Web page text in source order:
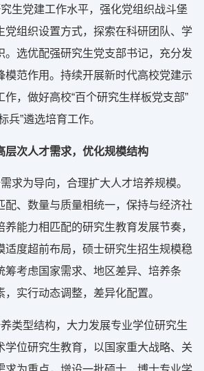
生党建工作水平，强化党组织战斗堡
党组织设置方式，探索在科研团队、学
。选优配强研究生党支部书记，充分发
模范作用。持续开展新时代高校党建示
，做好高校“百个研究生样板党支部”
兵”遴选培育工作。
次人才需求，优化规模结构
求为导向，合理扩大人才培养规模。
配、数量与质量相统一，保持与经济社
能力相匹配的研究生教育发展节奏，
适度超前布局，硕士研究生招生规模稳
筹考虑国家需求、地区差异、培养条
实行动态调整，差异化配置。
养类型结构，大力发展专业学位研究生
学位研究生教育，以国家重大战略、关